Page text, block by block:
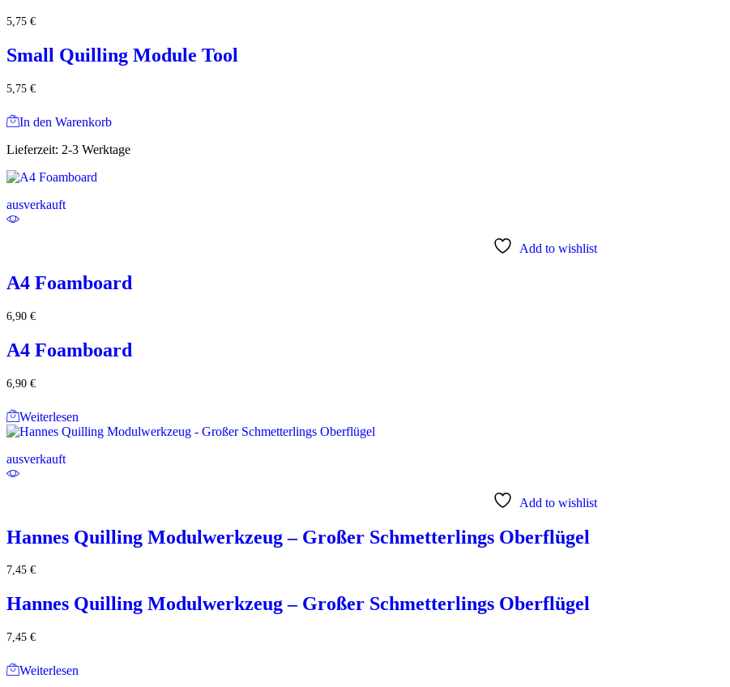
5,75 €
Small Quilling Module Tool
5,75 €
In den Warenkorb
Lieferzeit: 2-3 Werktage
ausverkauft
Add to wishlist
A4 Foamboard
6,90 €
A4 Foamboard
6,90 €
Weiterlesen
ausverkauft
Add to wishlist
Hannes Quilling Modulwerkzeug – Großer Schmetterlings Oberflügel
7,45 €
Hannes Quilling Modulwerkzeug – Großer Schmetterlings Oberflügel
7,45 €
Weiterlesen